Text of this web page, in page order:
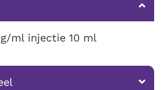
ml injectie 10 ml